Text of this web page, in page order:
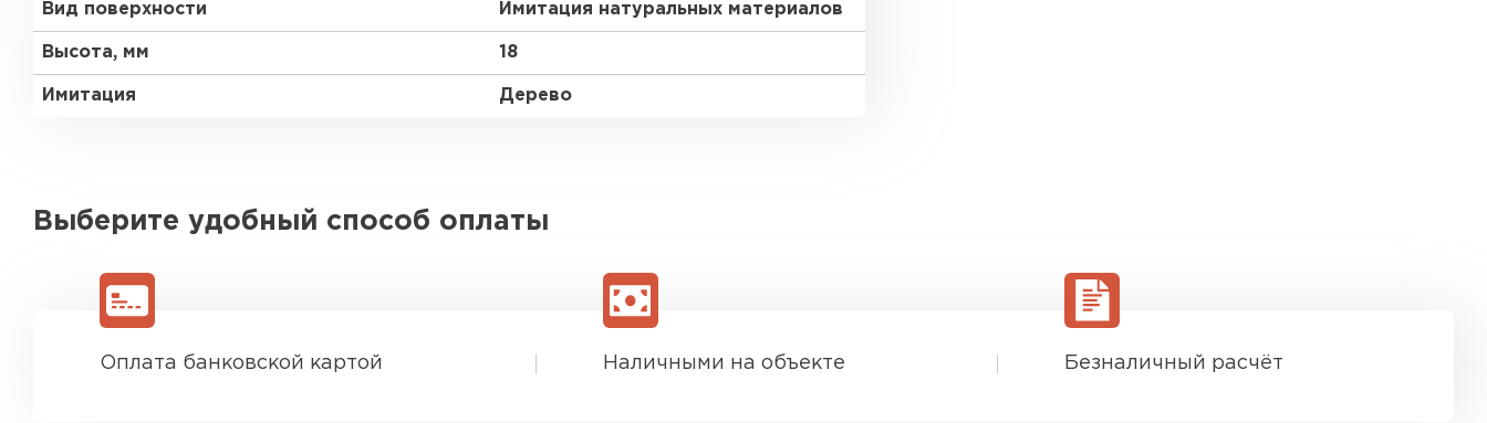
Вид поверхности Имитация натуральных материалов
Высота, мм 18
Имитация Дерево
Выберите удобный способ оплаты
Оплата банковской картой Наличными на объекте Безналичный расчёт